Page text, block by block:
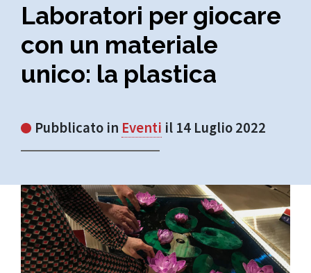
Laboratori per giocare
con un materiale
unico: la plastica
Pubblicato in Eventi il 14 Luglio 2022